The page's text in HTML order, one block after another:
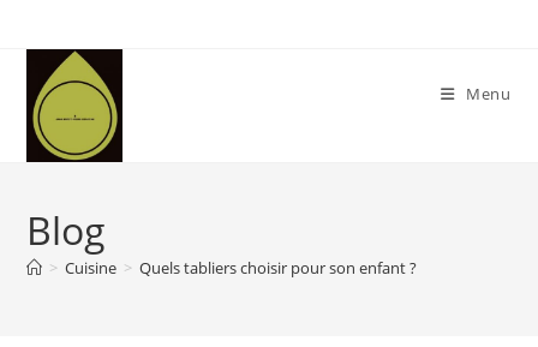
content
Menu
Blog
> Cuisine > Quels tabliers choisir pour son enfant ?